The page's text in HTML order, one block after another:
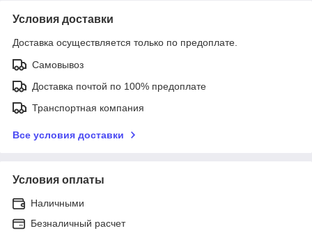
Условия доставки
Доставка осуществляется только по предоплате.
Самовывоз
Доставка почтой по 100% предоплате
Транспортная компания
Все условия доставки
Условия оплаты
Наличными
Безналичный расчет